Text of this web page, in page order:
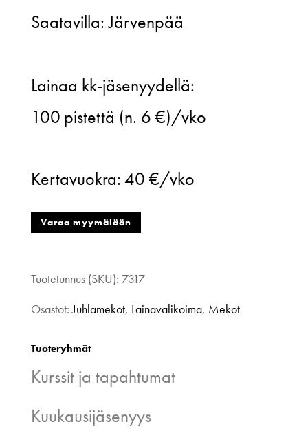
Saatavilla: Järvenpää
Fiona
Mekko,
-
kuosi,
määrä
Lainaa kk-jäsenyydellä:
100 pistettä (n. 6 €)/vko
Kertavuokra:40 €/vko
Varaa myymälään
Tuotetunnus (SKU): 7317
Osastot:Juhlamekot, Lainavalikoima, Mekot
Tuoteryhmät
Kurssit ja tapahtumat
Kuukausijäsenyys